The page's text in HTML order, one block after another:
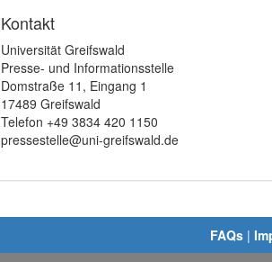
Kontakt
Universität Greifswald
Presse- und Informationsstelle
Domstraße 11, Eingang 1
17489 Greifswald
Telefon +49 3834 420 1150
pressestelle@uni-greifswald.de
FAQs |